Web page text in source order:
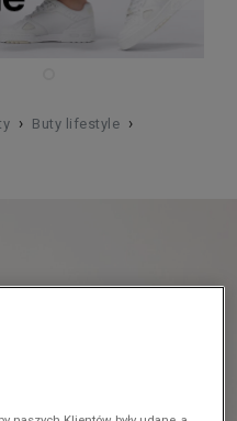
› Buty lifestyle ›